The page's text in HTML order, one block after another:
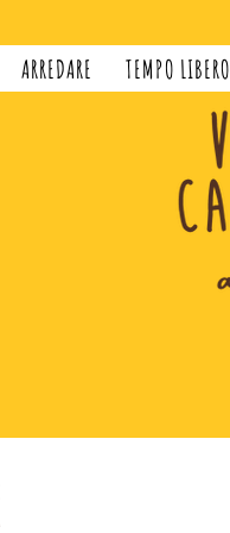
ARREDARE TEMPO LIBERO